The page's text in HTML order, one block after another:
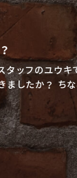
タッフのユウ
ましたか？ ち